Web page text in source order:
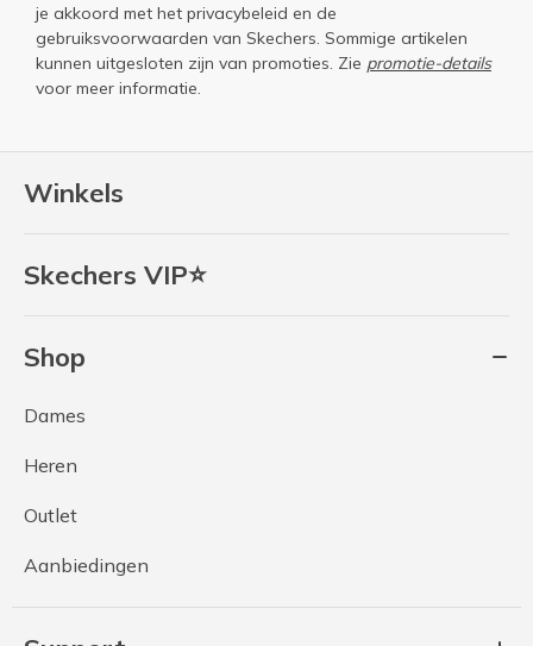
Winkels
Skechers VIP⭐
Shop
Dames
Heren
Outlet
Aanbiedingen
je akkoord met het privacybeleid en de
gebruiksvoorwaarden van Skechers. Sommige artikelen
kunnen uitgesloten zijn van promoties. Zie promotie-details
voor meer informatie.